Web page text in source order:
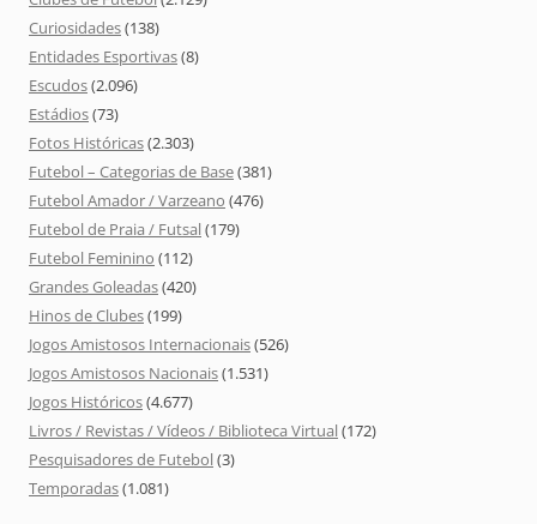
Curiosidades(138)
Entidades Esportivas(8)
Escudos(2.096)
Estádios(73)
Fotos Históricas(2.303)
Futebol – Categorias de Base(381)
Futebol Amador / Varzeano (476)
Futebol de Praia / Futsal(179)
Futebol Feminino (112)
Grandes Goleadas(420)
Hinos de Clubes(199)
Jogos Amistosos Internacionais(526)
Jogos Amistosos Nacionais(1.531)
Jogos Históricos(4.677)
Livros / Revistas / Vídeos / Biblioteca Virtual(172)
Pesquisadores de Futebol(3)
Temporadas(1.081)